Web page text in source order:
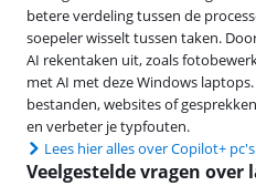
betere verdeling tussen de
soepeler wisselt tussen taken.
AI rekentaken uit, zoals
met AI met deze Windows
bestanden, websites of
en verbeter je typfouten.
Lees hier alles over Copilot+ pc's
Veelgestelde vragen over